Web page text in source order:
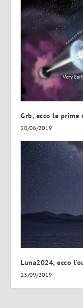
Grb, ecco le
20/06/2019
Luna2024, ecco
25/09/2019